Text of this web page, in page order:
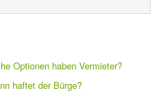
Optionen haben Vermieter?
haftet der Bürge?